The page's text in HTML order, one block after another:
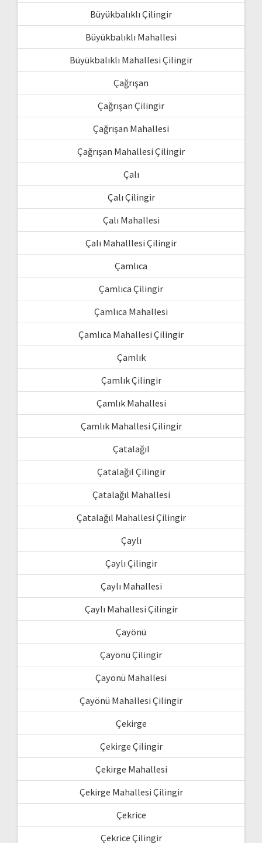
Büyükbalıklı Çilingir
Büyükbalıklı Mahallesi
Büyükbalıklı Mahallesi Çilingir
Çağrışan
Çağrışan Çilingir
Çağrışan Mahallesi
Çağrışan Mahallesi Çilingir
Çalı
Çalı Çilingir
Çalı Mahallesi
Çalı Mahalllesi Çilingir
Çamlıca
Çamlıca Çilingir
Çamlıca Mahallesi
Çamlıca Mahallesi Çilingir
Çamlık
Çamlık Çilingir
Çamlık Mahallesi
Çamlık Mahallesi Çilingir
Çatalağıl
Çatalağıl Çilingir
Çatalağıl Mahallesi
Çatalağıl Mahallesi Çilingir
Çaylı
Çaylı Çilingir
Çaylı Mahallesi
Çaylı Mahallesi Çilingir
Çayönü
Çayönü Çilingir
Çayönü Mahallesi
Çayönü Mahallesi Çilingir
Çekirge
Çekirge Çilingir
Çekirge Mahallesi
Çekirge Mahallesi Çilingir
Çekrice
Çekrice Çilingir